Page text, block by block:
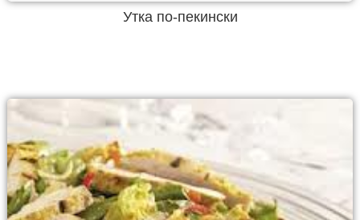
Утка по-пекински